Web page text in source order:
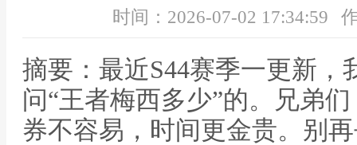
时间：2026-07-02 17:34:59
摘要：最近S44赛季一更新，
问“王者梅西多少”的。兄弟
券不容易，时间更金贵。别